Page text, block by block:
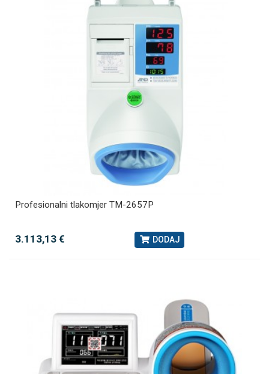
Profesionalni tlakomjer TM-2657P
3.113,13 € DODAJ